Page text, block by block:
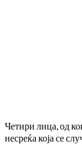
Четири лица, од
несреќа која се